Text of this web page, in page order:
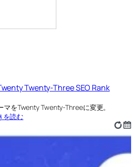
Twenty-Three SEO Rank
をTwenty Twenty-Threeに変更。
を読む